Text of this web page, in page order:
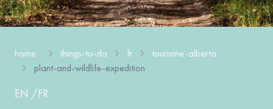
home things-to-do fr
tourisme-alberta
plant-and-wildlife-expedition
EN /FR